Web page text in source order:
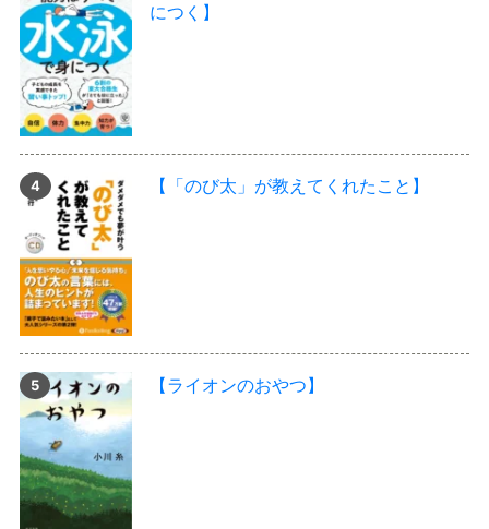
につく】
【「のび太」が教えてくれたこと】
【ライオンのおやつ】